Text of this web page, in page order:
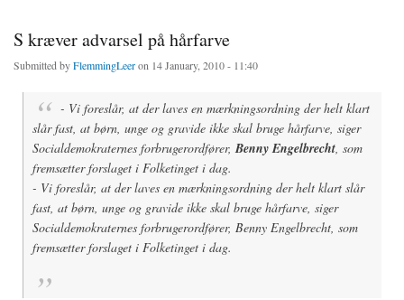
S kræver advarsel på hårfarve
Submitted byFlemmingLeeron 14 January, 2010 - 11:40
- Vi foreslår, at der laves en mærkningsordning der helt klart
slår fast, at børn, unge og gravide ikke skal bruge hårfarve, siger
Socialdemokraternes forbrugerordfører, Benny Engelbrecht , som
fremsætter forslaget i Folketinget i dag.
- Vi foreslår, at der laves en mærkningsordning der helt klart slår
fast, at børn, unge og gravide ikke skal bruge hårfarve, siger
Socialdemokraternes forbrugerordfører, Benny Engelbrecht, som
fremsætter forslaget i Folketinget i dag.